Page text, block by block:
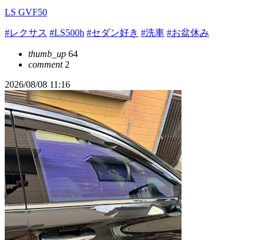
LS GVF50
#レクサス #LS500h #セダン好き #洗車 #お盆休み
thumb_up 64
comment2
2026/08/08 11:16